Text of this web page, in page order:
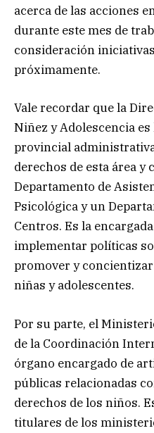
acerca de las acciones
durante este mes de
consideración
próximamente.
Vale recordar que la
Niñez y Adolescencia
provincial
derechos de esta área y
Departamento de
Psicológica y un
Centros. Es la
implementar políticas
promover y
niñas y adolescentes.
Por su parte, el
de la Coordinación
órgano encargado de
públicas relacionadas
derechos de los niños.
titulares de los